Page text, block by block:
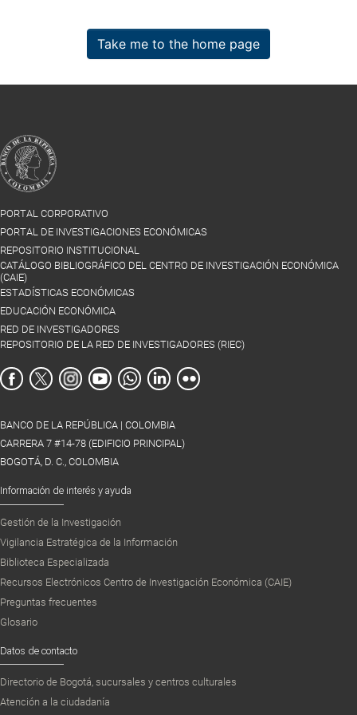
Take me to the home page
PORTAL CORPORATIVO
PORTAL DE INVESTIGACIONES ECONÓMICAS
REPOSITORIO INSTITUCIONAL
CATÁLOGO BIBLIOGRÁFICO DEL CENTRO DE INVESTIGACIÓN ECONÓMICA
(CAIE)
ESTADÍSTICAS ECONÓMICAS
EDUCACIÓN ECONÓMICA
RED DE INVESTIGADORES
REPOSITORIO DE LA RED DE INVESTIGADORES (RIEC)
BANCO DE LA REPÚBLICA | COLOMBIA
CARRERA 7 #14-78 (EDIFICIO PRINCIPAL)
BOGOTÁ, D. C., COLOMBIA
Información de interés y ayuda
Gestión de la Investigación
Vigilancia Estratégica de la Información
Biblioteca Especializada
Recursos Electrónicos Centro de Investigación Económica (CAIE)
Preguntas frecuentes
Glosario
Datos de contacto
Directorio de Bogotá, sucursales y centros culturales
Atención a la ciudadanía